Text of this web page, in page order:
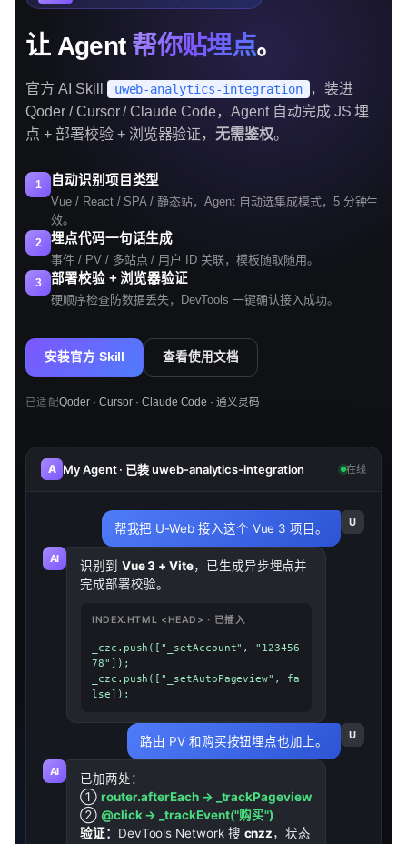
让 Agent 帮你贴埋点。
官方 AI Skill uweb-analytics-integration
，装进
Qoder / Cursor / Claude Code，Agent 自动完成 JS 埋
点 + 部署校验 + 浏览器验证，无需鉴权。
1 自动识别项目类型
Vue / React / SPA / 静态站，Agent 自动选集成模式，5 分钟生
效。
2 埋点代码一句话生成
事件 / PV / 多站点 / 用户 ID 关联，模板随取随用。
3 部署校验 + 浏览器验证
硬顺序检查防数据丢失，DevTools 一键确认接入成功。
安装官方 Skill 查看使用文档
已适配Qoder · Cursor · Claude Code · 通义灵码
A My Agent · 已装 uweb-analytics-integration 在线
U
帮我把 U-Web 接入这个 Vue 3 项目。
AI 识别到 Vue 3 + Vite，已生成异步埋点并
完成部署校验。
INDEX.HTML <HEAD> · 已插入
_czc.push(["_setAccount", "123456
78"]);
_czc.push(["_setAutoPageview", fa
lse]);
U
路由 PV 和购买按钮埋点也加上。
AI
已加两处：
① router.afterEach → _trackPageview
② @click → _trackEvent("购买")
验证： DevTools Network 搜 cnzz，状态